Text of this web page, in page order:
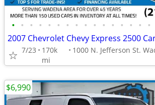
• • • • • • • • • • • • • • • •
2007 Chevrolet Chevy Express 2500
7/23
170k
mi
$6,990